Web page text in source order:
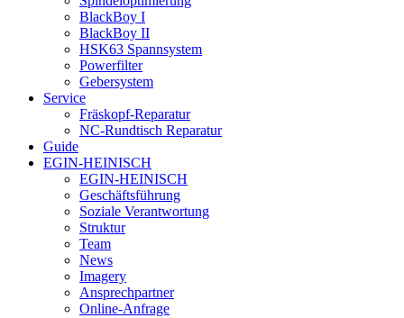
BlackBoy I
BlackBoy II
HSK63 Spannsystem
Powerfilter
Gebersystem
Service
Fräskopf-Reparatur
NC-Rundtisch Reparatur
Guide
EGIN-HEINISCH
EGIN-HEINISCH
Geschäftsführung
Soziale Verantwortung
Struktur
Team
News
Imagery
Ansprechpartner
Online-Anfrage